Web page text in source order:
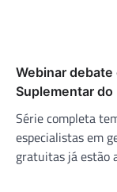
Webinar
Suplementar do
Série completa
especialistas em
gratuitas já estão